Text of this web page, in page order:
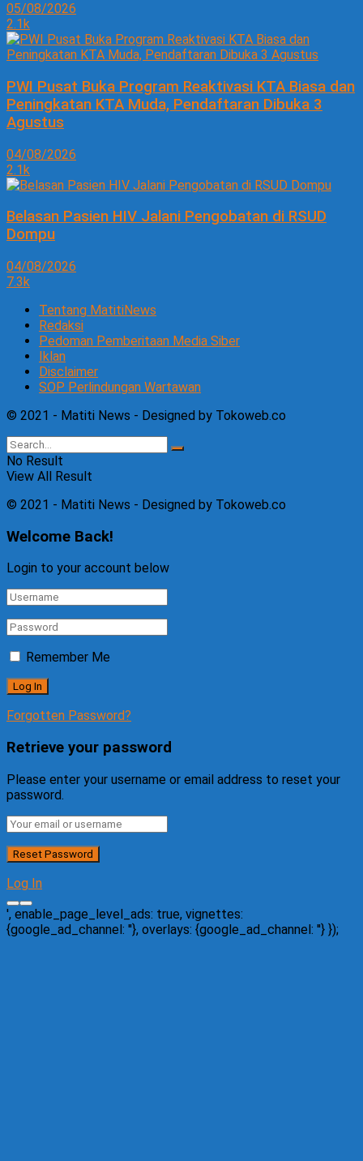
05/08/2026
2.1k
PWI Pusat Buka Program Reaktivasi KTA Biasa dan
Peningkatan KTA Muda, Pendaftaran Dibuka 3
Agustus
04/08/2026
2.1k
Belasan Pasien HIV Jalani Pengobatan di RSUD
Dompu
04/08/2026
7.3k
Tentang MatitiNews
Redaksi
Pedoman Pemberitaan Media Siber
Iklan
Disclaimer
SOP Perlindungan Wartawan
© 2021 - Matiti News - Designed by Tokoweb.co
No Result
View All Result
© 2021 - Matiti News - Designed by Tokoweb.co
Welcome Back!
Login to your account below
Remember Me
Forgotten Password?
Retrieve your password
Please enter your username or email address to reset your
password.
Log In
', enable_page_level_ads: true, vignettes:
{google_ad_channel: ''}, overlays: {google_ad_channel: ''} });